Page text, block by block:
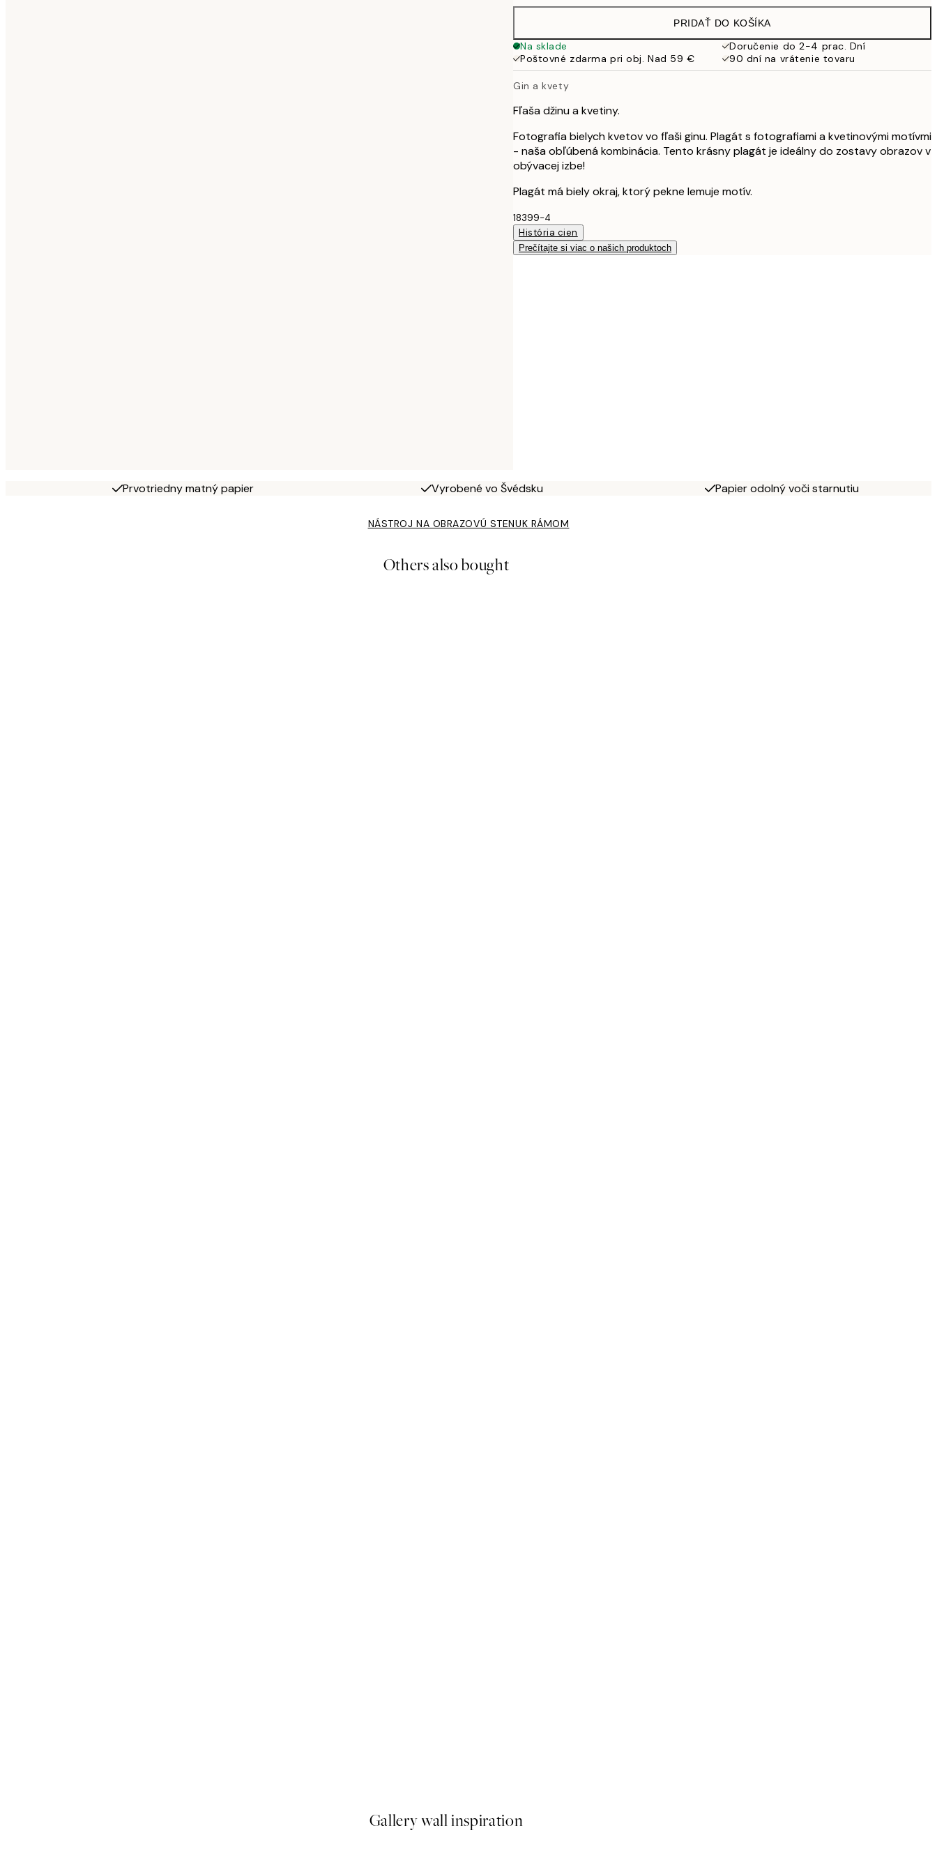
19,95 €
32,45 €
PRIDAŤ DO KOŠÍKA
Na sklade
Doručenie do 2-4 prac. Dní
Poštovné zdarma pri obj. Nad 59 €
90 dní na vrátenie tovaru
Gin a kvety
Fľaša džinu a kvetiny.
Fotografia bielych kvetov vo fľaši ginu. Plagát s fotografiami a kvetinovými motívmi
- naša obľúbená kombinácia. Tento krásny plagát je ideálny do zostavy obrazov v
obývacej izbe!
Plagát má biely okraj, ktorý pekne lemuje motív.
18399-4
História cien
Prečítajte si viac o našich produktoch
Prvotriedny matný papier Vyrobené vo Švédsku Papier odolný voči starnutiu
NÁSTROJ NA OBRAZOVÚ STENUK RÁMOM
Others also bought
Gallery wall inspiration